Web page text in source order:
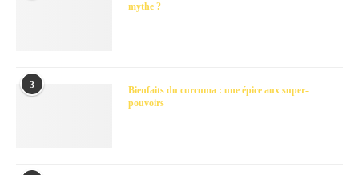
mythe ?
3
Bienfaits du curcuma : une épice aux super-
pouvoirs